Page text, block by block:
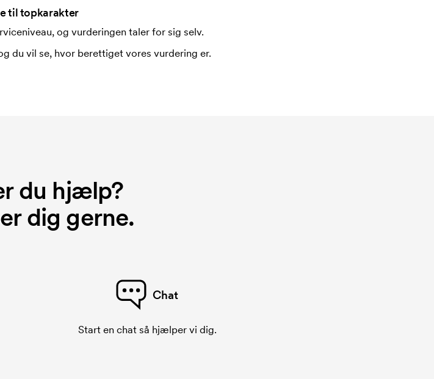
til topkarakter
og vurderingen taler for sig selv.
du vil se, hvor berettiget vores vurdering er.
du hjælp?
dig gerne.
Chat
Start en chat så hjælper vi dig.